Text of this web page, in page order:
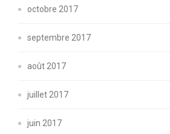
octobre 2017
septembre 2017
août 2017
juillet 2017
juin 2017